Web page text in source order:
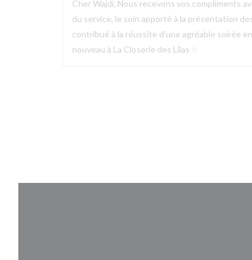
Cher Wajdi, Nous recevons vos compliments
du service, le soin apporté à la présentation
contribué à la réussite d’une agréable soirée
nouveau à La Closerie des Lilas ✨